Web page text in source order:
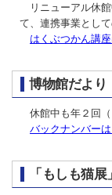
リニューアル休館
て、連携事業とし
はくぶつかん講
博物館だより
休館中も年２回（
バックナンバー
「もしも猫